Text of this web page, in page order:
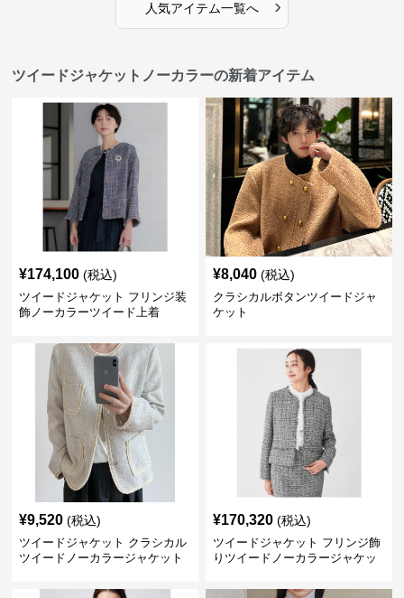
人気アイテム一覧へ ›
ツイードジャケットノーカラーの新着アイテム
¥174,100 (税込)
ツイードジャケット フリンジ装
飾ノーカラーツイード上着
¥8,040 (税込)
クラシカルボタンツイードジャ
ケット
¥9,520 (税込)
ツイードジャケット クラシカル
ツイードノーカラージャケット
¥170,320 (税込)
ツイードジャケット フリンジ飾
りツイードノーカラージャケッ